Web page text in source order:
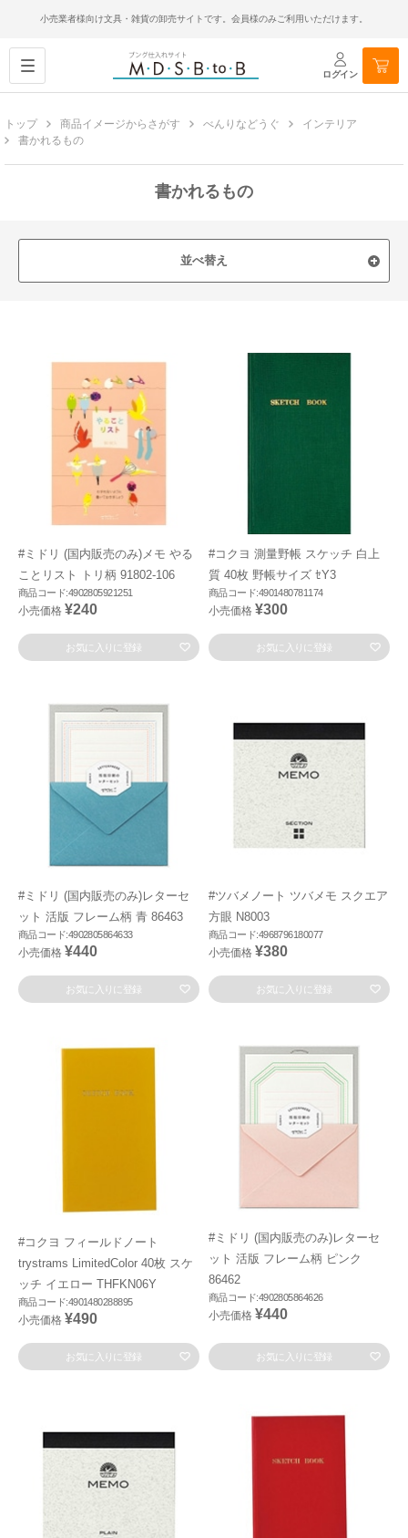
小売業者様向け文具・雑貨の卸売サイトです。会員様のみご利用いただけます。
ログイン
トップ 商品イメージからさがす べんりなどうぐ
インテリア
書かれるもの
書かれるもの
並べ替え
#ミドリ (国内販売のみ)メモ やる
ことリスト トリ柄 91802-106
商品コード:4902805921251
小売価格 ¥240
お気に入りに登録
#コクヨ 測量野帳 スケッチ 白上
質 40枚 野帳サイズ ｾY3
商品コード:4901480781174
小売価格 ¥300
お気に入りに登録
#ミドリ (国内販売のみ)レターセ
ット 活版 フレーム柄 青 86463
商品コード:4902805864633
小売価格 ¥440
お気に入りに登録
#ツバメノート ツバメモ スクエア
方眼 N8003
商品コード:4968796180077
小売価格 ¥380
お気に入りに登録
#コクヨ フィールドノート
trystrams LimitedColor 40枚 スケ
ッチ イエロー THFKN06Y
商品コード:4901480288895
小売価格 ¥490
お気に入りに登録
#ミドリ (国内販売のみ)レターセ
ット 活版 フレーム柄 ピンク
86462
商品コード:4902805864626
小売価格 ¥440
お気に入りに登録